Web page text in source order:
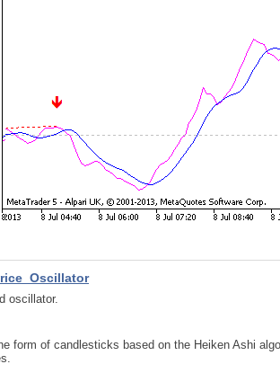
oscillator.
form of candlesticks based on the Heiken Ashi